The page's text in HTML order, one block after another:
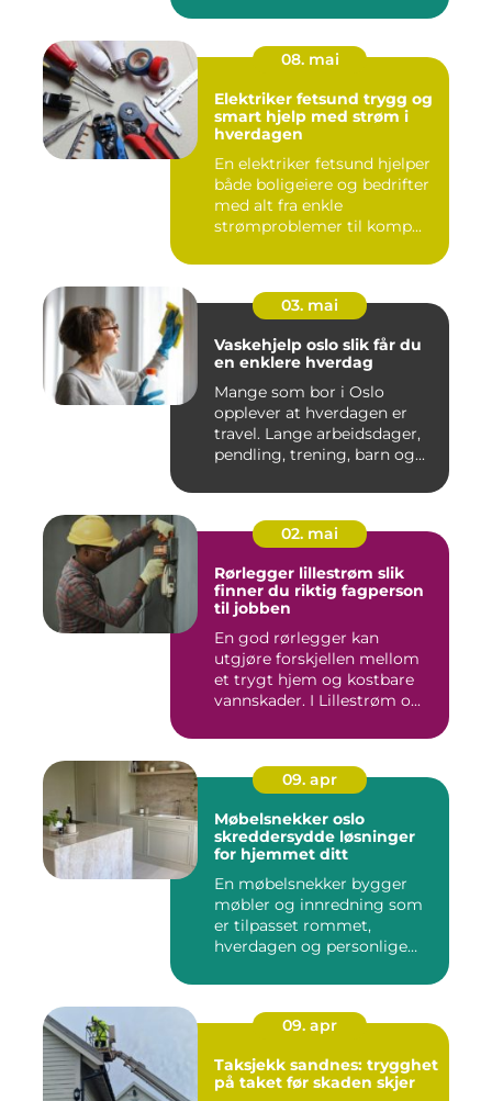
08. mai
Elektriker fetsund trygg og
smart hjelp med strøm i
hverdagen
En elektriker fetsund hjelper
både boligeiere og bedrifter
med alt fra enkle
strømproblemer til komp...
03. mai
Vaskehjelp oslo slik får du
en enklere hverdag
Mange som bor i Oslo
opplever at hverdagen er
travel. Lange arbeidsdager,
pendling, trening, barn og...
02. mai
Rørlegger lillestrøm slik
finner du riktig fagperson
til jobben
En god rørlegger kan
utgjøre forskjellen mellom
et trygt hjem og kostbare
vannskader. I Lillestrøm o...
09. apr
Møbelsnekker oslo
skreddersydde løsninger
for hjemmet ditt
En møbelsnekker bygger
møbler og innredning som
er tilpasset rommet,
hverdagen og personlige
09. apr
Taksjekk sandnes: trygghet
på taket før skaden skjer